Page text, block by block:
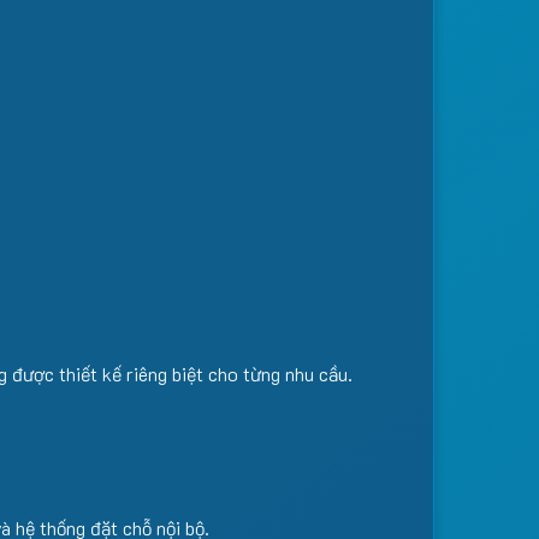
được thiết kế riêng biệt cho từng nhu cầu.
hệ thống đặt chỗ nội bộ.